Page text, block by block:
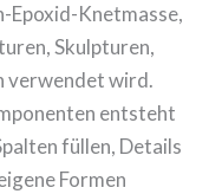
Epoxid-Knetmasse,
Skulpturen,
verwendet wird.
entsteht
füllen, Details
Formen